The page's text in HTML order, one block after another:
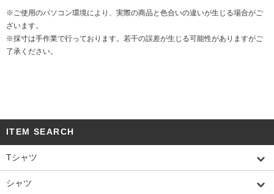
※ご使用のパソコン環境により、実際の商品と色合いの違いが生じる場合がご
ざいます。
※採寸は手作業で行っております。若干の誤差が生じる可能性がありますがご
了承ください。
ITEM SEARCH
Tシャツ
シャツ